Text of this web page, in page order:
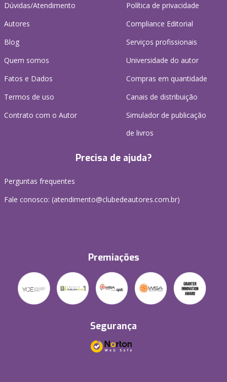
Dúvidas/Atendimento
Autores
Blog
Quem somos
Fatos e Dados
Termos de uso
Contrato com o Autor
Política de privacidade
Compliance Editorial
Serviços profissionais
Universidade do autor
Compras em quantidade
Canais de distribuição
Simulador de publicação
de livros
Precisa de ajuda?
Perguntas frequentes
Fale conosco: (atendimento@clubedeautores.com.br)
Premiações
Segurança